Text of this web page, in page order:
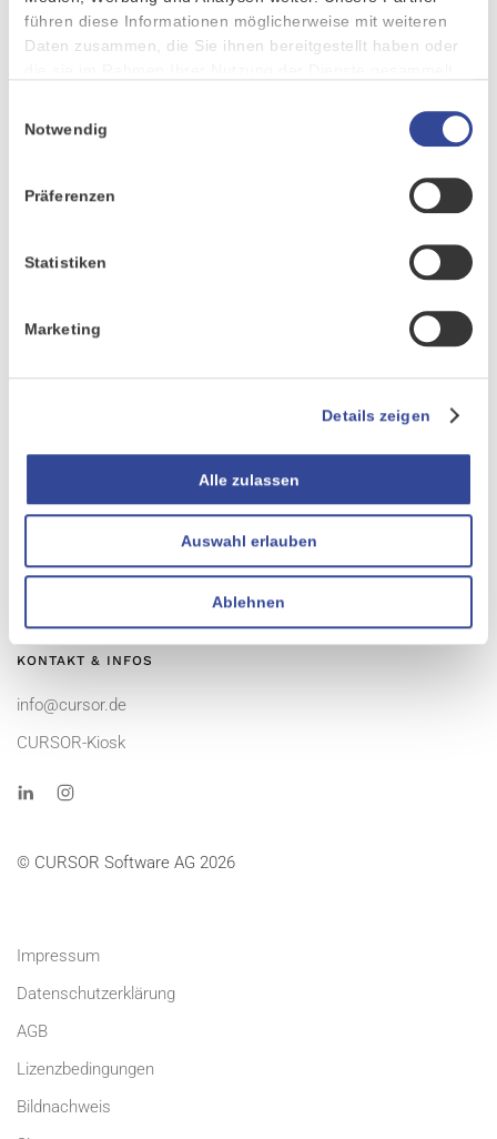
führen diese Informationen möglicherweise mit weiteren
Daten zusammen, die Sie ihnen bereitgestellt haben oder
Notwendig
Präferenzen
Statistiken
Marketing
Details zeigen
Alle zulassen
Auswahl erlauben
Ablehnen
Gemeinsam. Begeisternd. Erfolgreich.
Übersicht
EVI
News-Archiv
KONTAKT & INFOS
info@cursor.de
CURSOR-Kiosk
© CURSOR Software AG 2026
Impressum
Datenschutzerklärung
AGB
Lizenzbedingungen
Bildnachweis